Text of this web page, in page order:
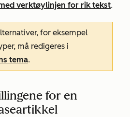
verktøylinjen for rik tekst.
for eksempel
må redigeres i
tema.
for en